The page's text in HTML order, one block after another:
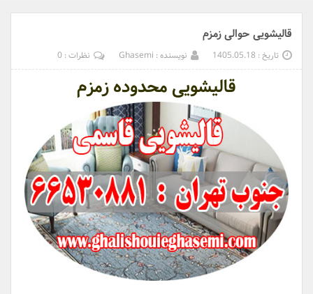
قالیشویی حوالی زمزم
تاریخ : 1405.05.18 نویسنده : Ghasemi نظرات : 0
قالیشویی محدوده زمزم